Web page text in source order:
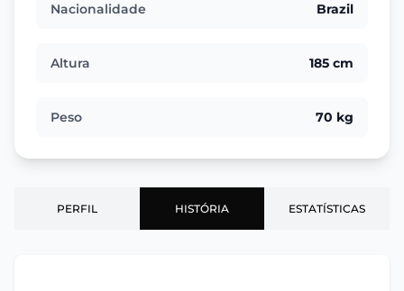
Nacionalidade Brazil
Altura 185 cm
Peso 70 kg
PERFIL HISTÓRIA ESTATÍSTICAS